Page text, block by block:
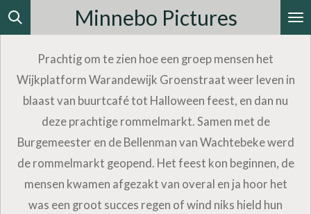
Ga
direct
de
hoofdinhoud
Minnebo Pictures
Prachtig om te zien hoe een groep mensen het
Wijkplatform Warandewijk Groenstraat weer leven in
blaast van buurtcafé tot Halloween feest, en dan nu
deze prachtige rommelmarkt. Samen met de
Burgemeester en de Bellenman van Wachtebeke werd
de rommelmarkt geopend. Het feest kon beginnen, de
mensen kwamen afgezakt van overal en ja hoor het
was een groot succes regen of wind niks hield hun